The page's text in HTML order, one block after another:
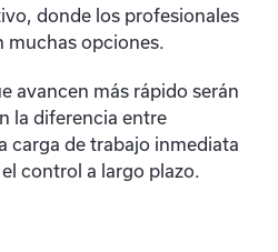
donde los profesionales
muchas opciones.
avancen más rápido serán
la diferencia entre
carga de trabajo inmediata
control a largo plazo.